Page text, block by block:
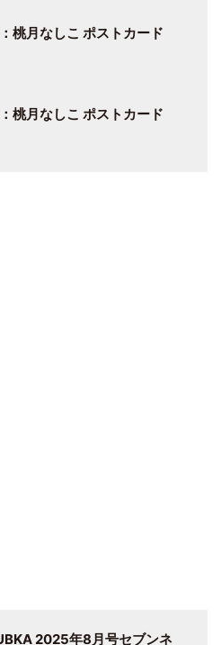
桃月なしこ ポストカード
桃月なしこ ポストカード
2025年8月号セブンネ